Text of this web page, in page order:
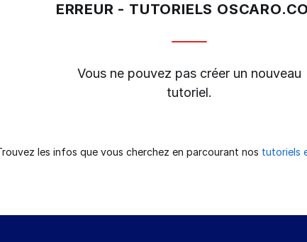
ERREUR - TUTORIELS
Vous ne pouvez pas créer un nouveau
tutoriel.
les infos que vous cherchez en parcourant nos tutoriels